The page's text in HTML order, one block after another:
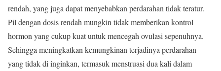
rendah, yang juga dapat menyebabkan perdarahan tidak teratur.
Pil dengan dosis rendah mungkin tidak memberikan kontrol
hormon yang cukup kuat untuk mencegah ovulasi sepenuhnya.
Sehingga meningkatkan kemungkinan terjadinya perdarahan
yang tidak di inginkan, termasuk menstruasi dua kali dalam